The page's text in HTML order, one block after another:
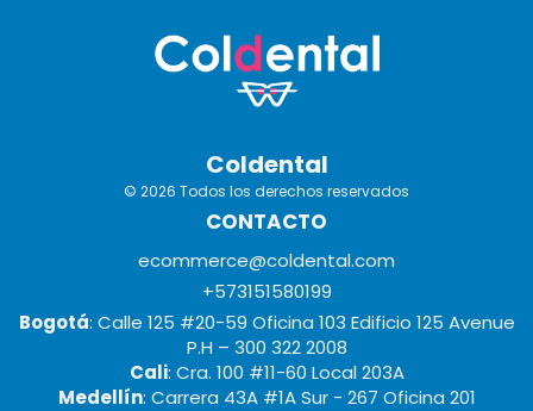
Coldental
© 2026 Todos los derechos reservados
CONTACTO
ecommerce@coldental.com
+573151580199
Bogotá: Calle 125 #20-59 Oficina 103 Edificio 125 Avenue
P.H – 300 322 2008
Cali: Cra. 100 #11-60 Local 203A
Medellín: Carrera 43A #1A Sur - 267 Oficina 201